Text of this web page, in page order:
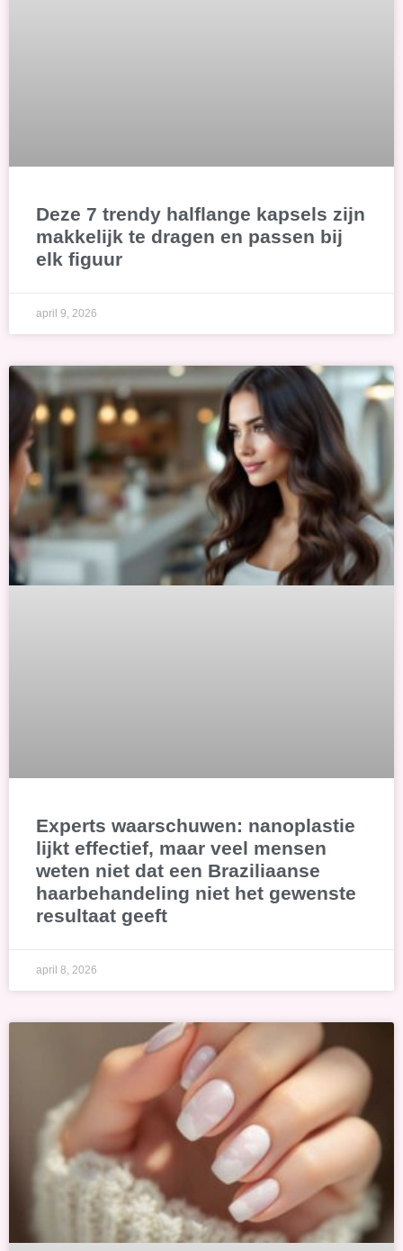
Deze 7 trendy halflange kapsels zijn
makkelijk te dragen en passen bij
elk figuur
april 9, 2026
Experts waarschuwen: nanoplastie
lijkt effectief, maar veel mensen
weten niet dat een Braziliaanse
haarbehandeling niet het gewenste
resultaat geeft
april 8, 2026